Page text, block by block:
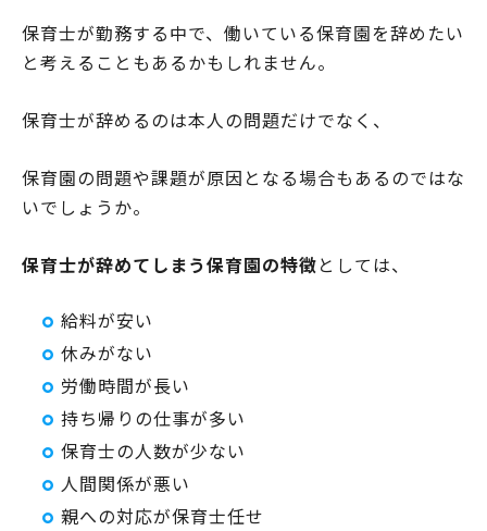
保育士が勤務する中で、働いている保育園を辞めたい
と考えることもあるかもしれません。
保育士が辞めるのは本人の問題だけでなく、
保育園の問題や課題が原因となる場合もあるのではな
いでしょうか。
保育士が辞めてしまう保育園の特徴としては、
給料が安い
休みがない
労働時間が長い
持ち帰りの仕事が多い
保育士の人数が少ない
人間関係が悪い
親への対応が保育士任せ